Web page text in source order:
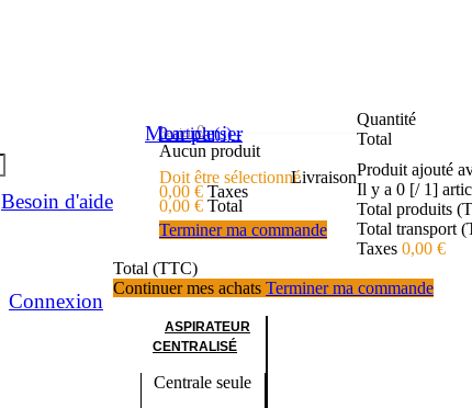
Besoin d'aide
Connexion
Panier 0
0 article(s) -
Mon panier
Aucun produit
Doit être sélectionnéLivraison
0,00 € Taxes
0,00 € Total
Terminer ma commande
Quantité
Total
Produit ajouté
Il y a 0 [/ 1]
Total produits
Total transport
Taxes 0,00 €
Total (TTC)
Continuer mes achats Terminer ma commande
ASPIRATEUR
CENTRALISÉ
Centrale seule